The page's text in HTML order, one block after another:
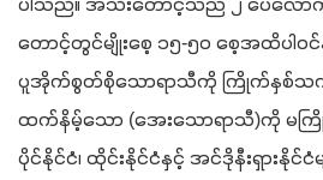
ပါသည်။ အသီးတောင့်သည် ၂ ပေလော
တောင့်တွင်မျိုးစေ့ ၁၅-၅၀ စေ့အထိပါ
ပူအိုက်စွတ်စိုသောရာသီကို ကြိုက်နှစ်သက်ပ
ထက်နိမ့်သော (အေးသောရာသီ)ကို မကြို
ပိုင်နိုင်ငံ၊ ထိုင်းနိုင်ငံနှင့် အင်ဒိုနီးရှားနို